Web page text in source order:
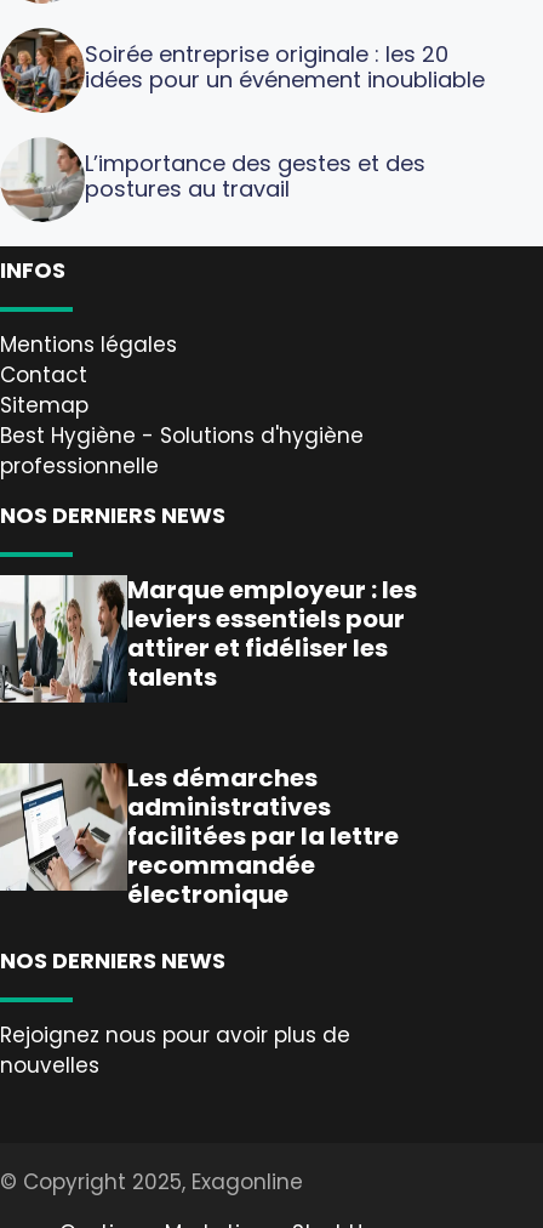
Soirée entreprise originale : les 20
idées pour un événement inoubliable
L’importance des gestes et des
postures au travail
INFOS
Mentions légales
Contact
Sitemap
Best Hygiène - Solutions d'hygiène
professionnelle
NOS DERNIERS NEWS
Marque employeur : les
leviers essentiels pour
attirer et fidéliser les
talents
Les démarches
administratives
facilitées par la lettre
recommandée
électronique
NOS DERNIERS NEWS
Rejoignez nous pour avoir plus de
nouvelles
© Copyright 2025, Exagonline